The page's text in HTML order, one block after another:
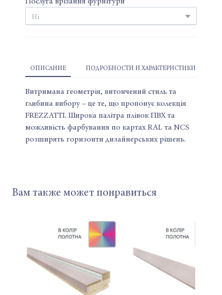
ОПИСАНИЕ ПОДРОБНОСТИ И ХАРАКТЕРИСТИКИ
Витримана геометрія, витончений стиль та
глибина вибору – це те, що пропонує колекція
FREZZATTI. Широка палітра плівок ПВХ та
можливість фарбування по картах RAL та NCS
розширять горизонти дизайнерських рішень.
Вам также может понравиться